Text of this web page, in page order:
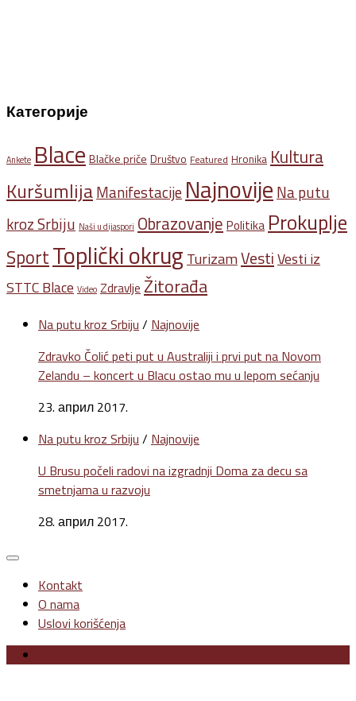
Категорије
Ankete Blace Blačke priče Društvo Featured Hronika Kultura
KuršumlijaManifestacije Najnovije Na putu
kroz Srbiju Naši u dijaspori Obrazovanje Politika Prokuplje
SportToplički okrug TurizamVestiVesti iz
STTC Blace Video Zdravlje Žitorađa
Na putu kroz Srbiju / Najnovije
Zdravko Čolić peti put u Australiji i prvi put na Novom
Zelandu – koncert u Blacu ostao mu u lepom sećanju
23. април 2017.
Na putu kroz Srbiju / Najnovije
U Brusu počeli radovi na izgradnji Doma za decu sa
smetnjama u razvoju
28. април 2017.
Kontakt
O nama
Uslovi korišćenja